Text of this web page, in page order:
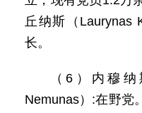
丘纳斯（Laurynas
长。
（6）内穆
Nemunas）:在野党